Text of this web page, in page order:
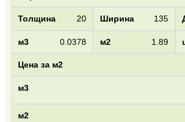
20 135
0.0378 1.89